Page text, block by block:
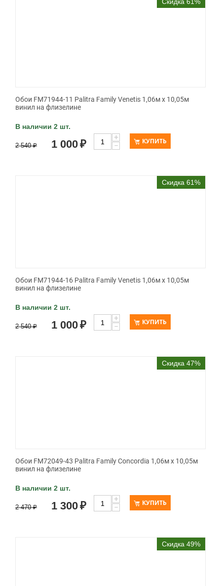
Скидка 61%
Обои FM71944-11 Palitra Family Venetis 1,06м х 10,05м
винил на флизелине
В наличии 2 шт.
2 540 ₽ 1 000₽
+
−
КУПИТЬ
Скидка 61%
Обои FM71944-16 Palitra Family Venetis 1,06м х 10,05м
винил на флизелине
В наличии 2 шт.
2 540 ₽ 1 000₽
+
−
КУПИТЬ
Скидка 47%
Обои FM72049-43 Palitra Family Concordia 1,06м х 10,05м
винил на флизелине
В наличии 2 шт.
2 470 ₽ 1 300₽
+
−
КУПИТЬ
Скидка 49%